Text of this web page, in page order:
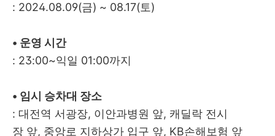
: 2024.08.09(금) ~ 08.17(토)
• 운영 시간
: 23:00~익일 01:00까지
• 임시 승차대 장소
: 대전역 서광장, 이안과병원 앞, 캐딜락 전시
장 앞, 중앙로 지하상가 입구 앞, KB손해보험 앞